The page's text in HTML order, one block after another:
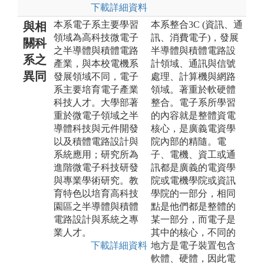
下載詳細資料
與相
關科
系之
異同
本系電子系主要學習
領域為高科技微電子
之半導體與積體電路
產業，與本校電機系
發展領域不同，電子
系主要培育電子產業
科技人才。大學部著
重於微電子領域之半
導體科技與元件開發
以及積體電路設計與
系統應用；研究所為
進階微電子科技研發
與專業學術研究。教
育特色以培育高科技
園區之半導體與積體
電路設計與系統之專
業人才。
下載詳細資料
本系整合3C (資訊、通
訊、消費電子)，發展
半導體與積體電路設
計領域、通訊與信號
處理、計算機與網路
領域。著重於軟硬體
整合。電子系所學習
的內容就是整體資電
核心，是廣義電資學
院內部的精隨。電
子、電機、資工或通
訊都是廣義的電資學
院或電機學院或資訊
學院的一部分，相同
點是他們都是整體的
某一部分，而電子是
其中的核心，不同的
地方是電子裝置包含
軟體、硬體，因此電